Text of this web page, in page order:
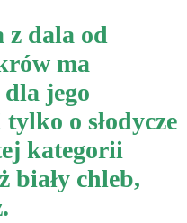
z dala od
ma
dla jego
o słodycze
kategorii
biały chleb,